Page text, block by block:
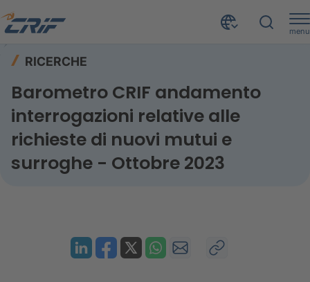
menu
RICERCHE
Barometro CRIF andamento
interrogazioni relative alle
richieste di nuovi mutui e
surroghe - Ottobre 2023